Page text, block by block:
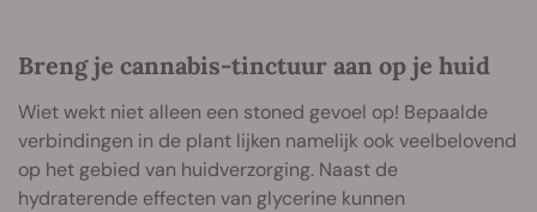
Breng je cannabis-tinctuur aan op je huid
Wiet wekt niet alleen een stoned gevoel op! Bepaalde
verbindingen in de plant lijken namelijk ook veelbelovend
op het gebied van huidverzorging. Naast de
hydraterende effecten van glycerine kunnen